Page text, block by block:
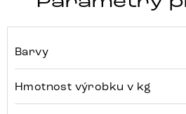
Barvy
Hmotnost výrobku v kg